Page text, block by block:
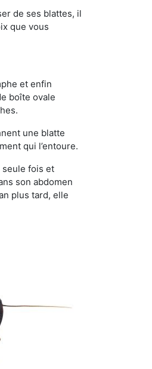
de ses blattes, il
que vous
et enfin
boîte ovale
une blatte
qui l’entoure.
seule fois et
son abdomen
plus tard, elle